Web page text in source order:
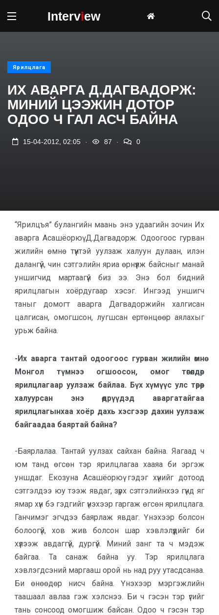
Interview
Ярилцлага
ИХ АВАРГА Д.ДАГВАДОРЖ:
МИНИЙ ЦЭЭЖИН ДОТОР
ОДОО Ч ГАЛ АСЧ БАЙНА
15-04-2012, 02:05 87 0
“Ярилцъя” булангийн маань энэ удаагийн зочин Их
аварга Асашёорюү Д.Дагвадорж. Одоогоос гурван
жилийн өмнө түүнтэй уулзаж халуун дулаан, илэн
далангүй, чин сэтгэлийн яриа өрнүүлж байсныг манай
уншигчид мартаагүй биз ээ. Энэ бол бидний
ярилцлагын хоёрдугаар хэсэг. Ингээд уншигч
таныг домогт аварга Дагвадоржийн халгисан
цалгисан, омогшсон, лугшсан ертөнцөөр аялахыг
урьж байна.
-Их аварга тантай одоо­гоос гурван жилийн өмнө
Монгол түмнээ огшоосон, омог төгөлдөр
ярилцлагаар уулзаж байлаа. Бүх хүмүүс улс төрөөр
халуурсан энэ өдрүүдэд аваргатайгаа
ярилцлагынхаа хоёр дахь хэсгээр дахин уулзаж
байгаа­даа баяртай байна?
-Баярлалаа. Тантай уулзах сайхан байна. Яагаад ч
юм танд өгсөн тэр ярилцлагаа хааяа би эргэж
уншдаг. Ёкозуна Аса­шёор­юү гэдэг хүнийг дотоод
сэтгэлдээ юу тээж явдаг, зүрх сэтгэлийнхээ гүнд яг
ямар хүн бэ гэдгийг үнэхээр гаргаж өгсөн ярилцлага.
Ганчимэг эгчдээ баярлаж явдаг. Үнэхээр болсон
болоогүй, хов жив болсон шар хэвлэлүүдийг би
хүлээж авдаг­гүй, дургүй. Миний занг та ч мэдэж
байгаа. Та санаж байна уу. Тэр ярилцлага
хэвлэгдсэний маргааш орой нь над руу утасдсанаа.
Би өнөөдөр нисч байна. Үнэхээр мэргэжлийн
таашаал авлаа гэж хэлснээ. Би ч гэсэн тэр үгийг
тань сонсоод омогшиж байсан. Одоо ч гэсэн тэр